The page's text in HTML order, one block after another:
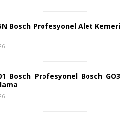
Bosch Profesyonel Alet Kemeri
Bosch Profesyonel Bosch GO3